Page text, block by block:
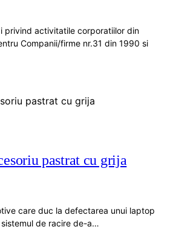
privind activitatile corporatiilor din
Companii/firme nr.31 din 1990 si
pastrat cu grija
care duc la defectarea unui laptop
de racire de-a…